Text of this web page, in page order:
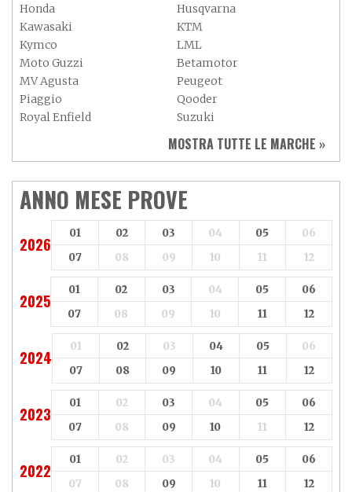
Honda
Husqvarna
Kawasaki
KTM
Kymco
LML
Moto Guzzi
Betamotor
MV Agusta
Peugeot
Piaggio
Qooder
Royal Enfield
Suzuki
Yamaha
Aeon
Aspes
Axy
Baotian
MOSTRA TUTTE LE MARCHE »
ANNO MESE PROVE
2026
01 02 03 04 05
06
07
08 09 10 11 12
2025
01 02 03 04 05
06
07
08 09 10 11 12
2024
01 02 03 04 05
06
07
08 09 10 11 12
2023
01 02 03 04 05
06
07
08 09 10 11 12
2022
01 02 03 04 05
06
07
08 09 10 11 12